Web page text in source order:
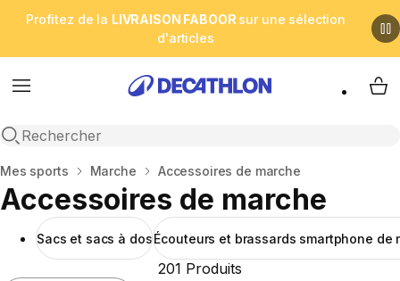
Profitez de la LIVRAISON FABOOR sur une sélection
d'articles
Menu
Open search
My
Accueil
Mes sports Marche Accessoires de marche
Accessoires de marche
Sacs et sacs à dosÉcouteurs et brassards smartphone de
201 Produits